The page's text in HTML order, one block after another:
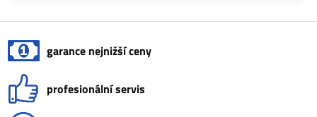
garance nejnižší ceny
profesionální servis